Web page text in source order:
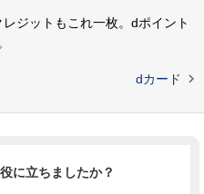
ジットもこれ一枚。dポイント
dカード 
に立ちましたか？